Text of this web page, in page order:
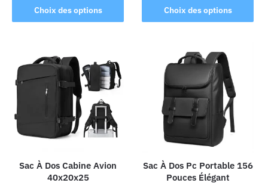
Choix des options
Ce
produit
variations.
Les
options
peuvent
être
choisies
la
page
Choix des options
Ce
produit
plusieurs
variations.
Les
options
peuvent
être
choisies
sur
la
page
Sac À Dos Cabine Avion
40x20x25
Sac À Dos Pc Portable 156
Pouces Élégant